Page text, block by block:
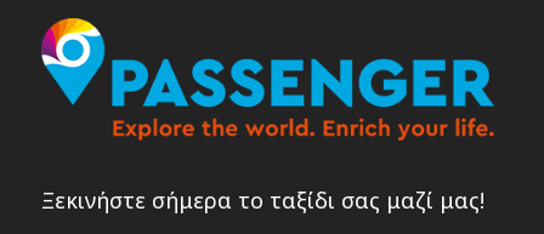
Ξεκινήστε σήμερα το ταξίδι σας μαζί μας!